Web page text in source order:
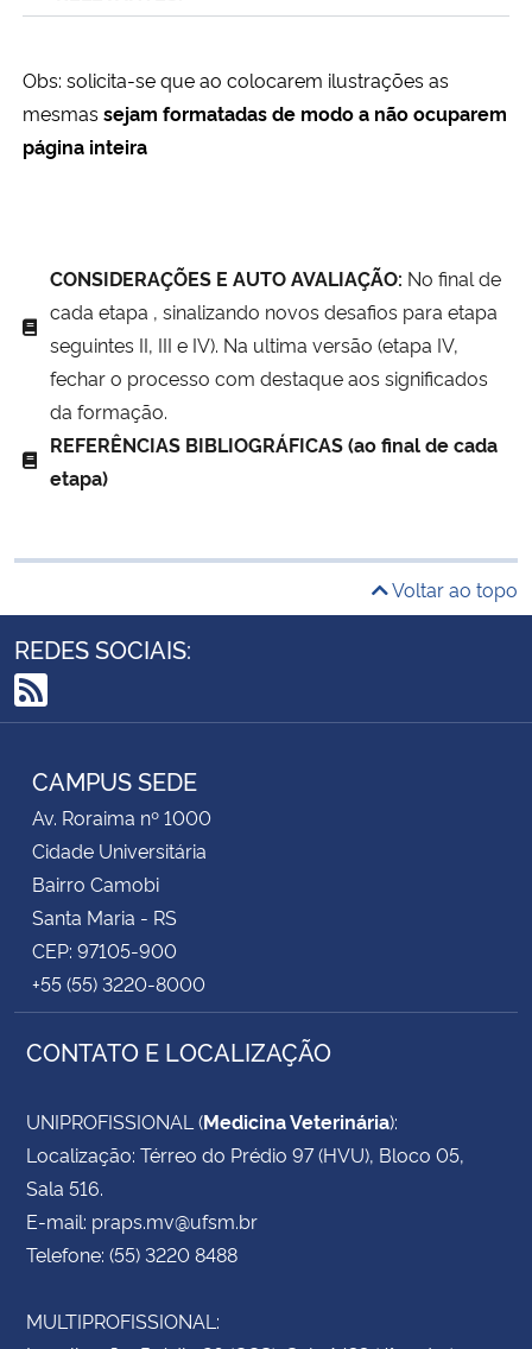
Obs: solicita-se que ao colocarem ilustrações as
mesmassejam formatadasde modo a não ocuparem
página inteira
CONSIDERAÇÕES E AUTO AVALIAÇÃO: No final de
cada etapa , sinalizando novos desafios para etapa
seguintes II, III e IV). Na ultima versão (etapa IV,
fechar o processo com destaque aos significados
da formação.
REFERÊNCIAS BIBLIOGRÁFICAS (ao final de cada
etapa)
Voltar ao topo
REDES SOCIAIS:
RSS
CAMPUS SEDE
Av. Roraima nº 1000
Cidade Universitária
Bairro Camobi
Santa Maria - RS
CEP: 97105-900
+55 (55) 3220-8000
CONTATO E LOCALIZAÇÃO
UNIPROFISSIONAL (Medicina Veterinária):
Localização: Térreo do Prédio 97 (HVU), Bloco 05,
Sala 516.
E-mail: praps.mv@ufsm.br
Telefone: (55) 3220 8488
MULTIPROFISSIONAL: